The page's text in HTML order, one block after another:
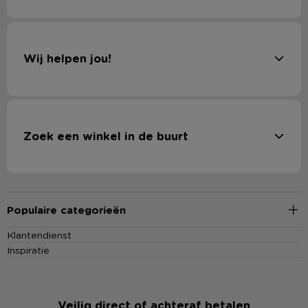
Wij helpen jou!
Zoek een winkel in de buurt
Populaire categorieën
Klantendienst
Inspiratie